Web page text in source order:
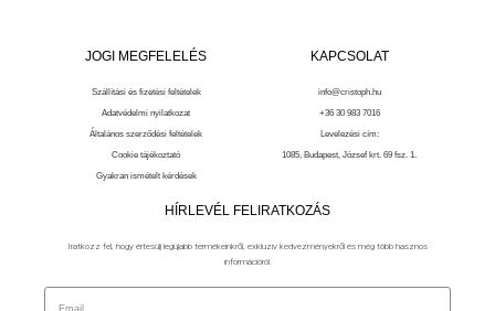
JOGI MEGFELELÉS
Szállítási és fizetési feltételek
Adatvédelmi nyilatkozat
Általános szerződési feltételek
Cookie tájékoztató
Gyakran ismételt kérdések
KAPCSOLAT
info@cristoph.hu
+36 30 983 7016
Levelezési cím:
1085, Budapest, József krt. 69 fsz. 1.
HÍRLEVÉL FELIRATKOZÁS
Iratkozz fel, hogy értesülj legújabb termékeinkről, exkluzív kedvezményekről és még több hasznos
információról.